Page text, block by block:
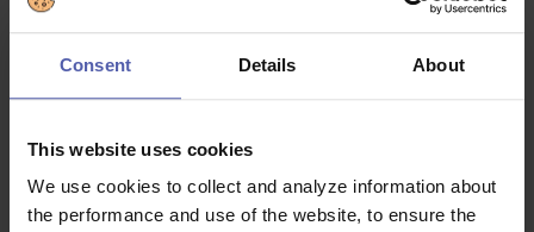
Consent Details About
This website uses cookies
We use cookies to collect and analyze information about
the performance and use of the website, to ensure the
Garantovaná mzda do 10. v měsíci na účtu.